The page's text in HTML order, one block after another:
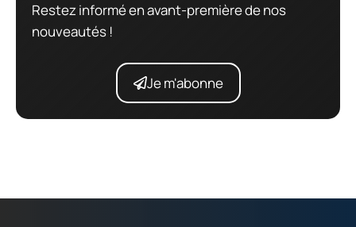
Restez informé en avant-première de nos
nouveautés !
Je m'abonne